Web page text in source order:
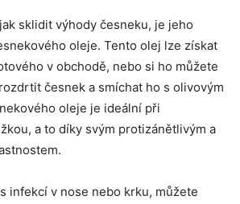
sklidit výhody česneku, je jeho
oleje. ⁤Tento olej lze získat
v ​obchodě, ⁤nebo si ho ⁤můžete
česnek‍ a smíchat ho ⁢s olivovým⁢
oleje je ideální při
⁢a to díky⁢ svým protizánětlivým a
infekcí v‌ nose nebo krku, můžete